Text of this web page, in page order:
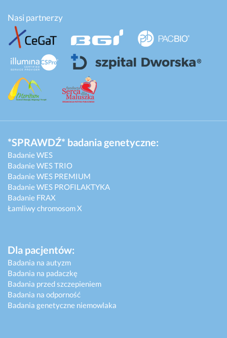
Nasi partnerzy
*SPRAWDŹ* badania genetyczne:
Badanie WES
Badanie WES TRIO
Badanie WES PREMIUM
Badanie WES PROFILAKTYKA
Badanie FRAX
Łamliwy chromosom X
Dla pacjentów:
Badania na autyzm
Badania na padaczkę
Badania przed szczepieniem
Badania na odporność
Badania genetyczne niemowlaka